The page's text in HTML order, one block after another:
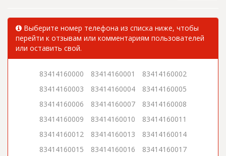
Выберите номер телефона из списка ниже, чтобы
перейти к отзывам или комментариям пользователей
или оставить свой.
83414160000 83414160001
83414160002
83414160003
83414160004
83414160005
83414160006
83414160007
83414160008
83414160009
83414160010
83414160011
83414160012
83414160013
83414160014
83414160015
83414160016 83414160017